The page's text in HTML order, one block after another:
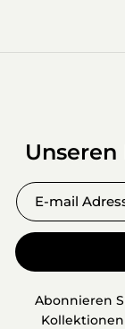
Abonnieren